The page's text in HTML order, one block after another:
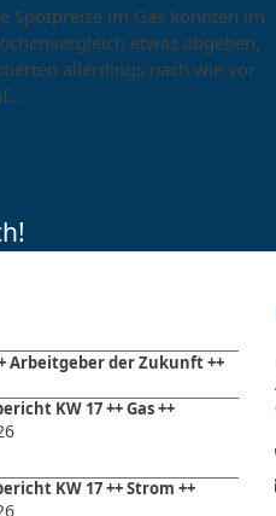
Spotpreise im Gas konnten im
etwas abgeben,
allerdings nach wie vor
Arbeitgeber der Zukunft ++
KW 17 ++ Gas ++
KW 17 ++ Strom ++